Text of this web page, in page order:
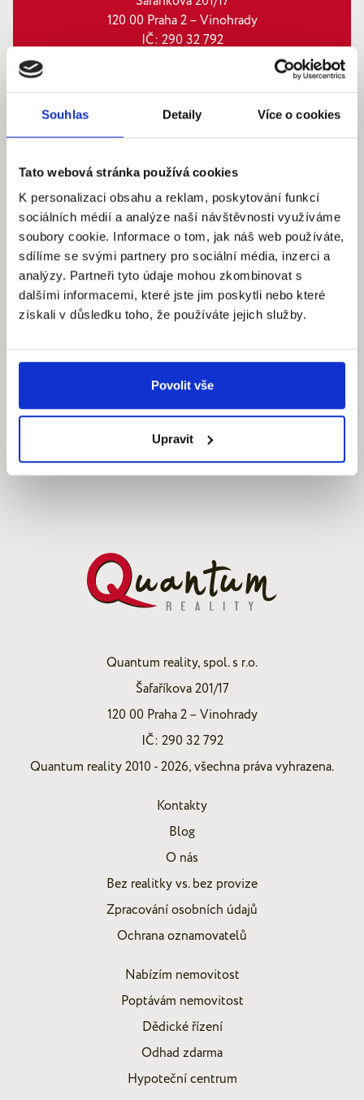
Souhlas Detaily Více o cookies
Tato webová stránka používá cookies
K personalizaci obsahu a reklam, poskytování funkcí
sociálních médií a analýze naší návštěvnosti využíváme
soubory cookie. Informace o tom, jak náš web používáte,
sdílíme se svými partnery pro sociální média, inzerci a
analýzy. Partneři tyto údaje mohou zkombinovat s
dalšími informacemi, které jste jim poskytli nebo které
získali v důsledku toho, že používáte jejich služby.
Povolit vše
Upravit
120 00 Praha 2 – Vinohrady
IČ: 290‍ 32‍ 792
info@quantumreality.cz
+420 730 154 732/+420 273 134 681
Quantum reality, spol. s r.o.
Šafaříkova 201/17
120 00 Praha 2 – Vinohrady
IČ: 290 32 792
Quantum reality 2010 - 2026, všechna práva vyhrazena.
Kontakty
Blog
O nás
Bez realitky vs. bez provize
Zpracování osobních údajů
Ochrana oznamovatelů
Nabízím nemovitost
Poptávám nemovitost
Dědické řízení
Odhad zdarma
Hypoteční centrum